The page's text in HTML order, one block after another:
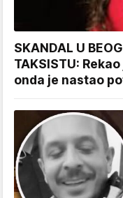
SKANDAL U
TAKSISTU:
onda je nastao